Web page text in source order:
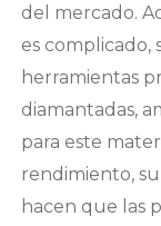
del mercado.
es complicado,
herramientas
diamantadas,
para este
rendimiento,
hacen que las